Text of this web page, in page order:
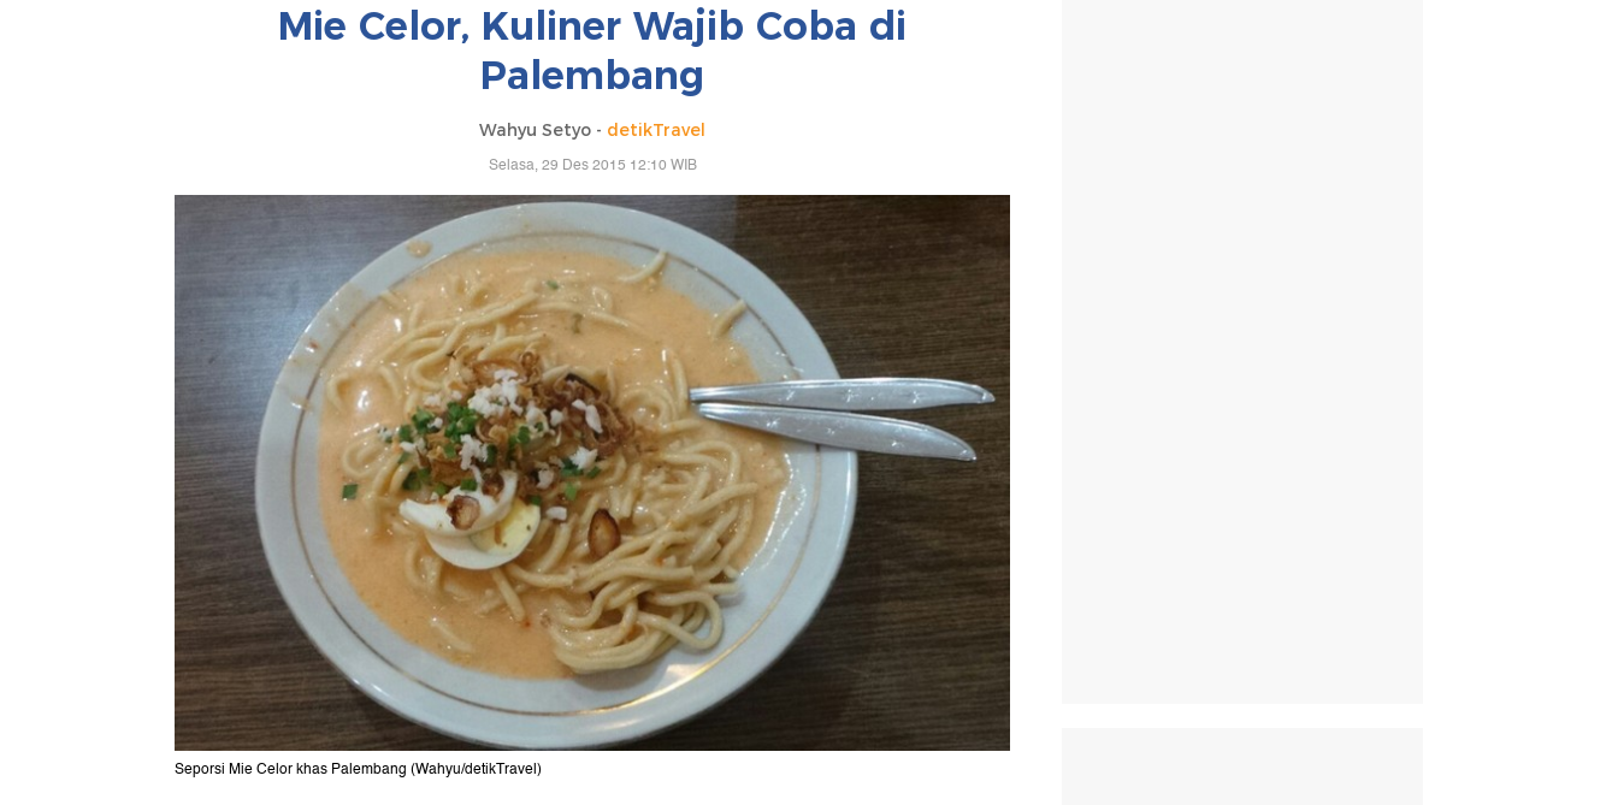
Mie Celor, Kuliner Wajib Coba di
Palembang
Wahyu Setyo - detikTravel
Selasa, 29 Des 2015 12:10 WIB
Seporsi Mie Celor khas Palembang (Wahyu/detikTravel)